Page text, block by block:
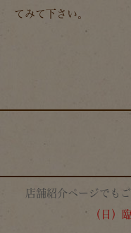
てみて下さい。
店舗紹介ページでも
（日）